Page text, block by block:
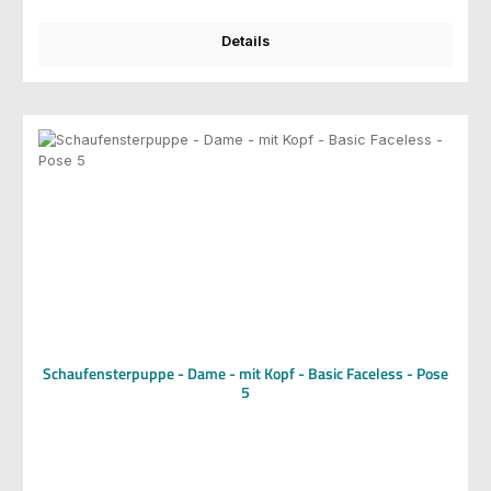
Details
Schaufensterpuppe - Dame - mit Kopf - Basic Faceless - Pose
5